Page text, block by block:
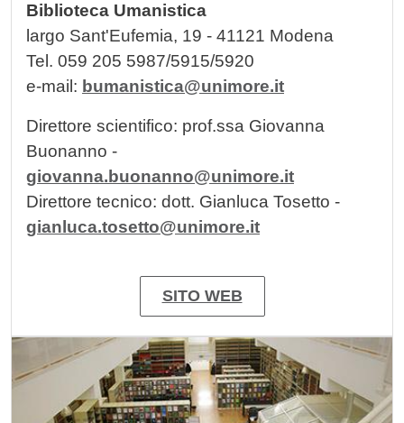
Biblioteca Umanistica
largo Sant'Eufemia, 19 - 41121 Modena
Tel. 059 205 5987/5915/5920
e-mail: bumanistica@unimore.it
Direttore scientifico: prof.ssa Giovanna
Buonanno -
giovanna.buonanno@unimore.it
Direttore tecnico: dott. Gianluca Tosetto -
gianluca.tosetto@unimore.it
SITO WEB
Image